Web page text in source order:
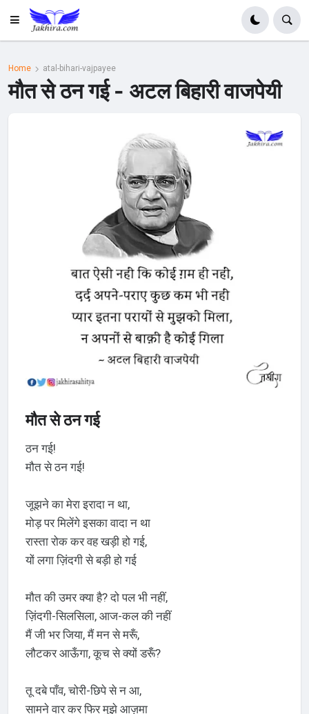
Home atal-bihari-vajpayee
मौत से ठन गई - अटल बिहारी वाजपेयी
मौत से ठन गई
ठन गई!
मौत से ठन गई!
जूझने का मेरा इरादा न था,
मोड़ पर मिलेंगे इसका वादा न था
रास्ता रोक कर वह खड़ी हो गई,
यों लगा ज़िंदगी से बड़ी हो गई
मौत की उमर क्या है? दो पल भी नहीं,
ज़िंदगी-सिलसिला, आज-कल की नहीं
मैं जी भर जिया, मैं मन से मरूँ,
लौटकर आऊँगा, कूच से क्यों डरूँ?
तू दबे पाँव, चोरी-छिपे से न आ,
सामने वार कर फिर मुझे आज़मा